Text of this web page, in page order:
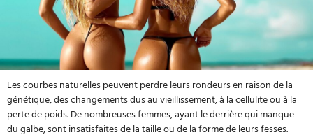
Les courbes naturelles peuvent perdre leurs rondeurs en raison de la
génétique, des changements dus au vieillissement, à la cellulite ou à la
perte de poids. De nombreuses femmes, ayant le derrière qui manque
du galbe, sont insatisfaites de la taille ou de la forme de leurs fesses.